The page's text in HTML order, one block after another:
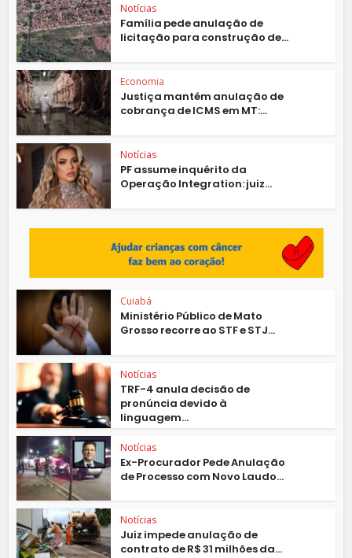
Notícias
Família pede anulação de
licitação para construção de...
Economia
Justiça mantém anulação de
cobrança de ICMS em MT:...
Notícias
PF assume inquérito da
Operação Integration: juiz...
Cuiabá
Ministério Público de Mato
Grosso recorre ao STF e STJ...
Notícias
TRF-4 anula decisão de
pronúncia devido à
linguagem...
Notícias
Ex-Procurador Pede Anulação
de Processo com Novo Laudo...
Notícias
Juiz impede anulação de
contrato de R$ 31 milhões da...